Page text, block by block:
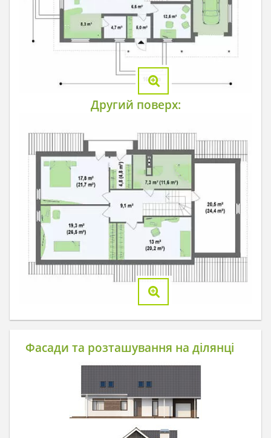
Другий поверх:
Фасади та розташування на ділянці